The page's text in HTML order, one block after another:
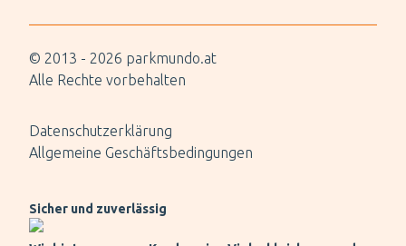
© 2013 - 2026 parkmundo.at
Alle Rechte vorbehalten
Datenschutzerklärung
Allgemeine Geschäftsbedingungen
Sicher und zuverlässig